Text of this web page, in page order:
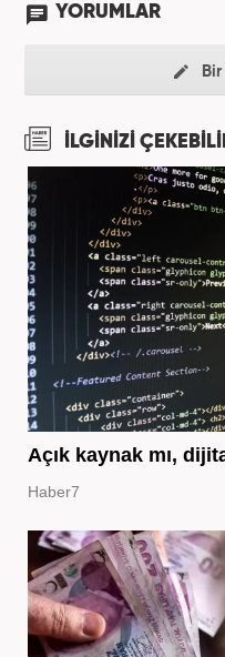
YORUMLAR
İLGİNİZİ
Açık kaynak mı,
Haber7